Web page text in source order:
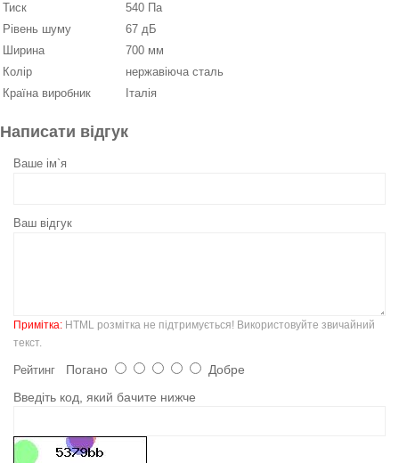
Тиск
540 Па
Рівень шуму
67 дБ
Ширина
700 мм
Колір
нержавіюча сталь
Країна виробник
Італія
Написати відгук
Ваше ім`я
Ваш відгук
Примітка: HTML розмітка не підтримується! Використовуйте звичайний
текст.
Рейтинг Погано
Добре
Введіть код, який бачите нижче